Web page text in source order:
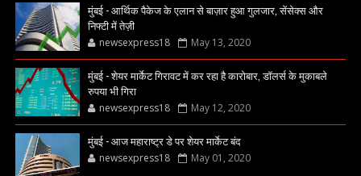
मुंबई - आर्थिक पैकेज के एलान से बाज़ार हुआ गुलजार, सेंसेक्स और
निफ्टी में तेज़ी
newsexpress18 May 13, 2020
मुंबई - शेयर मार्केट गिरावट में कर रहा है कारोबार, डॉलर्स के मुकाबले
रुपया भी गिरा
newsexpress18 May 12, 2020
मुंबई - आज महाराष्ट्र डे पर शेयर मार्केट बंद
newsexpress18 May 01, 2020